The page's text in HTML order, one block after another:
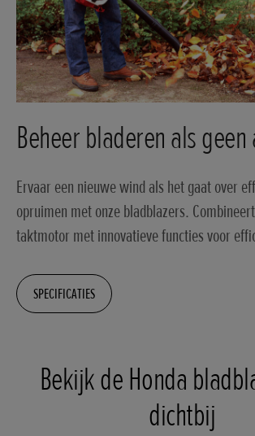
Beheer bladeren als
Ervaar een nieuwe wind als het gaat over
opruimen met onze bladblazers.
taktmotor met innovatieve functies voor
SPECIFICATIES
Bekijk de Honda
dichtbij